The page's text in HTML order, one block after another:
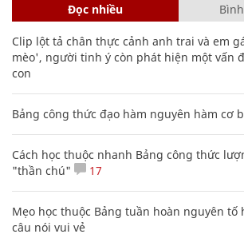
Đọc nhiều
Clip lột tả chân thực cảnh anh trai và em
mèo', người tinh ý còn phát hiện một vấn
con
Bảng công thức đạo hàm nguyên hàm cơ
Cách học thuộc nhanh Bảng công thức
"thần chú"
17
Mẹo học thuộc Bảng tuần hoàn nguyên tố
câu nói vui vẻ